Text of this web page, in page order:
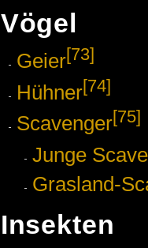
Vögel
Geier[73]
Hühner[74]
Scavenger[75]
Junge
Grasland-
Insekten